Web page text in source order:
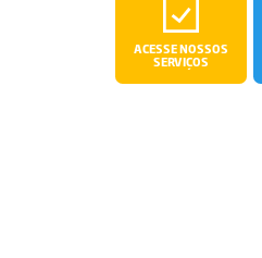
ACESSE NOSSOS
SERVIÇOS